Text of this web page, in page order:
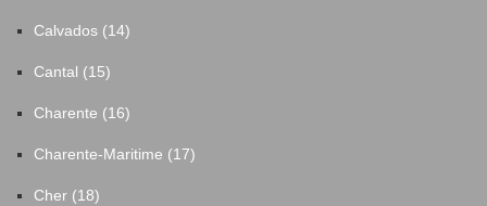
Calvados (14)
Cantal (15)
Charente (16)
Charente-Maritime (17)
Cher (18)